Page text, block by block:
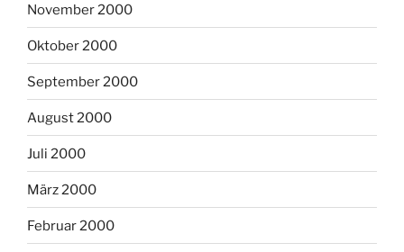
November 2000
Oktober 2000
September 2000
August 2000
Juli 2000
März 2000
Februar 2000